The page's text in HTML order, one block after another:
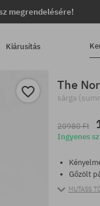
megrendelésére!
Kiárusítás
The
sárga
20980 Ft
Ingyenes
Gőzölt
MUTASS